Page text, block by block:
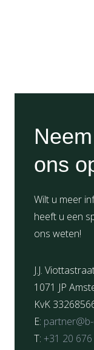
ons
Wilt u meer
heeft u een
ons weten!
J.J.
1071 JP
KvK
E:
T: +31 20